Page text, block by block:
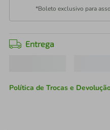
*Boleto exclusivo para
Entrega
Política de Trocas e